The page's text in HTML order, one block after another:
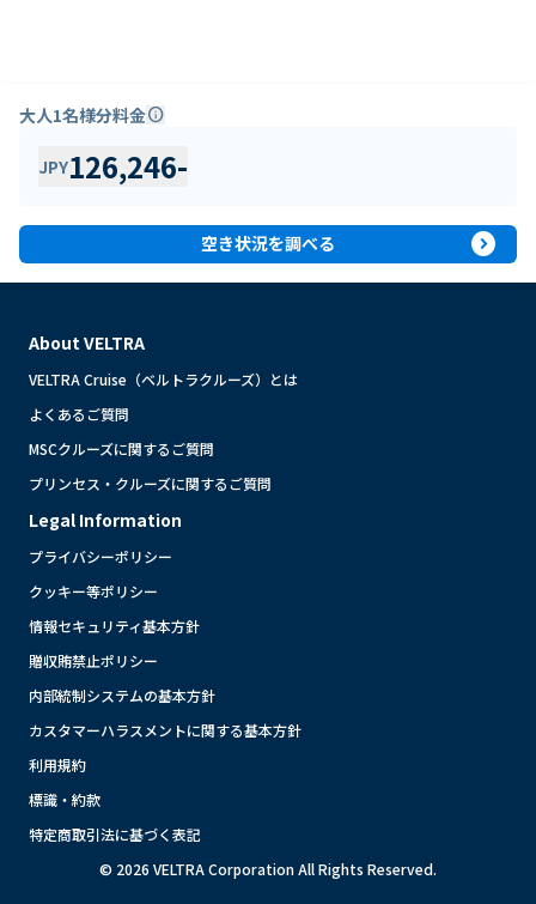
大人1名様分料金info
JPY126,246-
空き状況を調べる expand_circle_right
About VELTRA
VELTRA Cruise（ベルトラクルーズ）とは
よくあるご質問
MSCクルーズに関するご質問
プリンセス・クルーズに関するご質問
Legal Information
プライバシーポリシー
クッキー等ポリシー
情報セキュリティ基本方針
贈収賄禁止ポリシー
内部統制システムの基本方針
カスタマーハラスメントに関する基本方針
利用規約
標識・約款
特定商取引法に基づく表記
© 2026 VELTRA Corporation All Rights Reserved.